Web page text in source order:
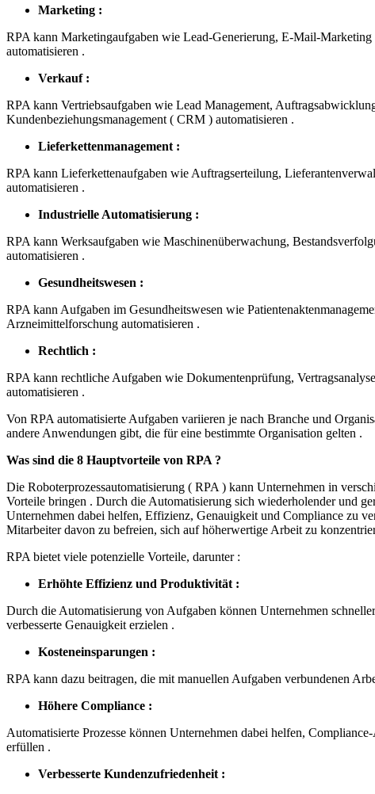
Marketing :
RPA kann Marketingaufgaben wie Lead-Generierung, E-Mail-
automatisieren .
Verkauf :
RPA kann Vertriebsaufgaben wie Lead Management,
Kundenbeziehungsmanagement ( CRM ) automatisieren .
Lieferkettenmanagement :
RPA kann Lieferkettenaufgaben wie Auftragserteilung,
automatisieren .
Industrielle Automatisierung :
RPA kann Werksaufgaben wie Maschinenüberwachung,
automatisieren .
Gesundheitswesen :
RPA kann Aufgaben im Gesundheitswesen wie
Arzneimittelforschung automatisieren .
Rechtlich :
RPA kann rechtliche Aufgaben wie Dokumentenprüfung,
automatisieren .
Von RPA automatisierte Aufgaben variieren je nach Branche und
andere Anwendungen gibt, die für eine bestimmte Organisation gelten .
Was sind die 8 Hauptvorteile von RPA ?
Die Roboterprozessautomatisierung ( RPA ) kann Unternehmen in
Vorteile bringen . Durch die Automatisierung sich wiederholender und
Unternehmen dabei helfen, Effizienz, Genauigkeit und Compliance zu
Mitarbeiter davon zu befreien, sich auf höherwertige Arbeit zu
RPA bietet viele potenzielle Vorteile, darunter :
Erhöhte Effizienz und Produktivität :
Durch die Automatisierung von Aufgaben können Unternehmen
verbesserte Genauigkeit erzielen .
Kosteneinsparungen :
RPA kann dazu beitragen, die mit manuellen Aufgaben verbundenen
Höhere Compliance :
Automatisierte Prozesse können Unternehmen dabei helfen,
erfüllen .
Verbesserte Kundenzufriedenheit :